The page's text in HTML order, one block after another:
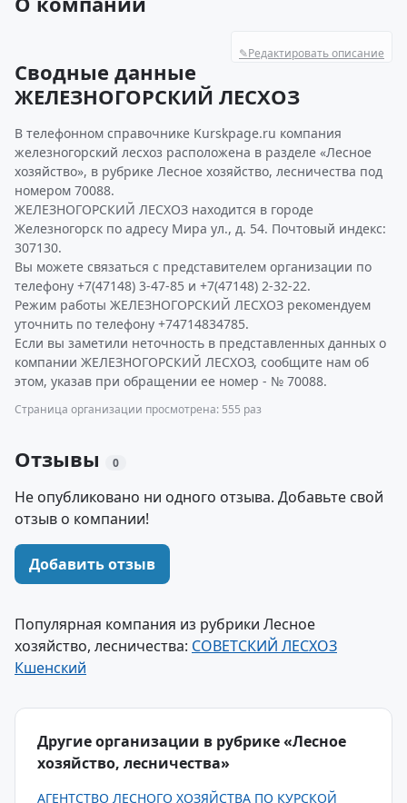
✎Редактировать описание
Сводные данные
ЖЕЛЕЗНОГОРСКИЙ ЛЕСХОЗ
В телефонном справочнике Kurskpage.ru компания
железногорский лесхоз расположена в разделе «Лесное
хозяйство», в рубрике Лесное хозяйство, лесничества под
номером 70088.
ЖЕЛЕЗНОГОРСКИЙ ЛЕСХОЗ находится в городе
Железногорск по адресу Мира ул., д. 54. Почтовый индекс:
307130.
Вы можете связаться с представителем организации по
телефону +7(47148) 3-47-85 и +7(47148) 2-32-22.
Режим работы ЖЕЛЕЗНОГОРСКИЙ ЛЕСХОЗ рекомендуем
уточнить по телефону +74714834785.
Если вы заметили неточность в представленных данных о
компании ЖЕЛЕЗНОГОРСКИЙ ЛЕСХОЗ, сообщите нам об
этом, указав при обращении ее номер - № 70088.
Страница организации просмотрена: 555 раз
Отзывы 0
Не опубликовано ни одного отзыва. Добавьте свой
отзыв о компании!
Добавить отзыв
Популярная компания из рубрики Лесное
хозяйство, лесничества: СОВЕТСКИЙ ЛЕСХОЗ
Кшенский
Другие организации в рубрике «Лесное
хозяйство, лесничества»
АГЕНТСТВО ЛЕСНОГО ХОЗЯЙСТВА ПО КУРСКОЙ